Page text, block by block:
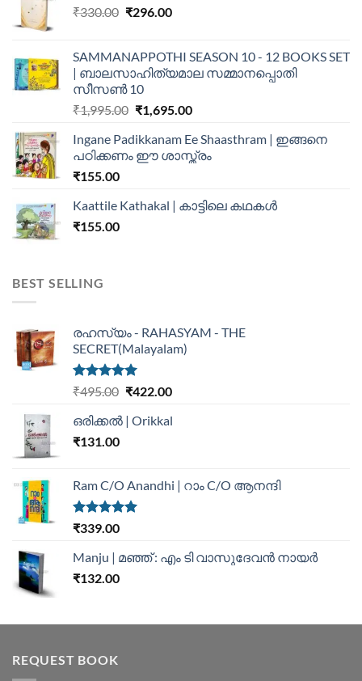
₹330.00 ₹296.00
SAMMANAPPOTHI SEASON 10 - 12 BOOKS SET
| ബാലസാഹിത്യമാല സമ്മാനപ്പൊതി
സീസൺ 10
₹1,995.00 ₹1,695.00
Ingane Padikkanam Ee Shaasthram | ഇങ്ങനെ
പഠിക്കണം ഈ ശാസ്ത്രം
₹155.00
Kaattile Kathakal | കാട്ടിലെ കഥകള്‍
₹155.00
BEST SELLING
രഹസ്യം - RAHASYAM - THE
SECRET(Malayalam)
Rated5.00
₹495.00 ₹422.00
ഒരിക്കൽ | Orikkal
₹131.00
Ram C/O Anandhi | റാം C/O ആനന്ദി
Rated5.00
₹339.00
Manju | മഞ്ഞ് : എം ടി വാസുദേവന്‍ നായര്‍
₹132.00
REQUEST BOOK